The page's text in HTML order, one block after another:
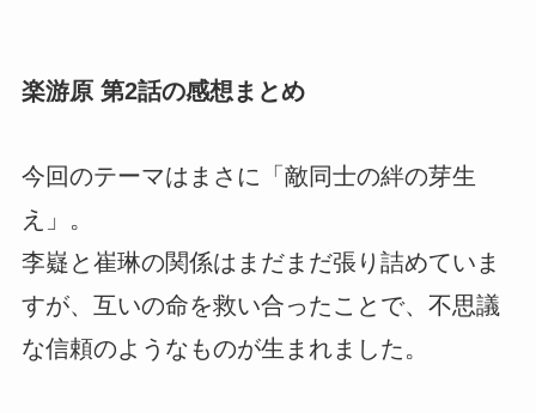
楽游原 第2話の感想まとめ
今回のテーマはまさに「敵同士の絆の芽生
え」。
李嶷と崔琳の関係はまだまだ張り詰めていま
すが、互いの命を救い合ったことで、不思議
な信頼のようなものが生まれました。